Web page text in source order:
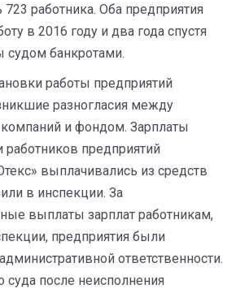
723 работника. Оба предприятия
в 2016 году и два года спустя
судом банкротами.
работы предприятий
разногласия между
и фондом. Зарплаты
работников предприятий
выплачивались из средств
в инспекции. За
выплаты зарплат работникам,
предприятия были
ответственности.
после неисполнения